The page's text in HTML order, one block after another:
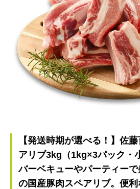
【発送時期が選べる！】佐
アリブ3kg（1kg×3パック・
バーベキューやパーティー
の国産豚肉スペアリブ。便